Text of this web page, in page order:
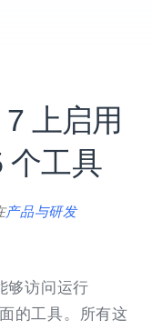
上启用
个工具
产品与研发
够访问运行
的工具。所有这